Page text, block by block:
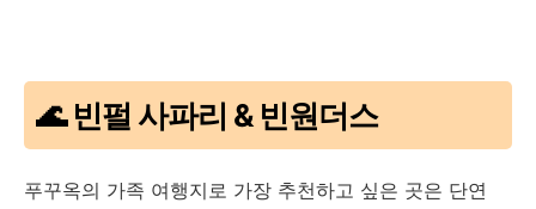
🌊 빈펄 사파리 & 빈원더스
푸꾸옥의 가족 여행지로 가장 추천하고 싶은 곳은 단연